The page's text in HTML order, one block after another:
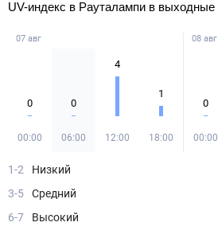
UV-индекс в Рауталампи в выходные
07 авг
0
00:00
0
06:00
4
12:00
1
18:00
08 авг
0
00:00
1-2
Низкий
3-5
Средний
6-7
Высокий